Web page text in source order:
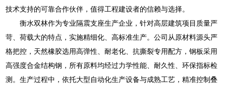
技术支持的可靠合作伙伴，值得工程建设者的信赖与选择。
衡水双林作为专业隔震支座生产企业，针对高层建筑项目质量严
苛、荷载大的特点，实施精细化、高标准生产。公司从原材料源头严
格把控，天然橡胶选用高弹性、耐老化、抗撕裂专用配方，钢板采用
高强度合金结构钢，所有原料均经过力学性能、耐久性、环保指标检
测。生产过程中，依托大型自动化生产设备与成熟工艺，精准控制叠